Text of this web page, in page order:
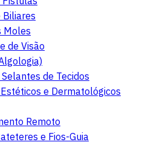
Biliares
Moles
de Visão
de Tecidos
e Dermatológicos
Remoto
e Fios-Guia